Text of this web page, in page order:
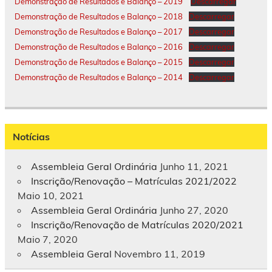
Demonstração de Resultados e Balanço – 2018
Descarregar
Demonstração de Resultados e Balanço – 2017
Descarregar
Demonstração de Resultados e Balanço – 2016
Descarregar
Demonstração de Resultados e Balanço – 2015
Descarregar
Demonstração de Resultados e Balanço – 2014
Descarregar
Notícias
Assembleia Geral Ordinária Junho 11, 2021
Inscrição/Renovação – Matrículas 2021/2022
Maio 10, 2021
Assembleia Geral Ordinária Junho 27, 2020
Inscrição/Renovação de Matrículas 2020/2021
Maio 7, 2020
Assembleia Geral Novembro 11, 2019